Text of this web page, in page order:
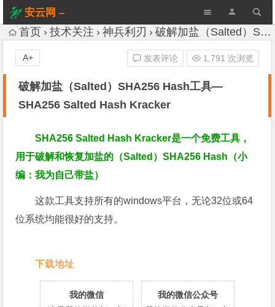
安云网 –
AnYun.ORG
首页 技术关注 神兵利刃 破解加盐（Salted）SHA256 Hash工具—SHA256 Salted Hash Kracker
破解加盐（Salted）SHA256 Hash工具—
SHA256 Salted Hash Kracker
发表评论 1,791 次浏览
A+
SHA256 Salted Hash Kracker是一个免费工具，
用于破解和恢复加盐的（Salted）SHA256 Hash （小
编：我为自己带盐）
这款工具支持所有的windows平台，无论32位或64
位系统均能很好的支持。
下载地址
我的微信
我的微信公众号